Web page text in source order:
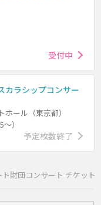
財団コンサート チケット
受付中
カラシップコンサー
ール（東京都）
）
予定枚数終了